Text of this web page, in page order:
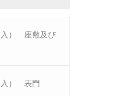
入） 座敷及び
入） 表門